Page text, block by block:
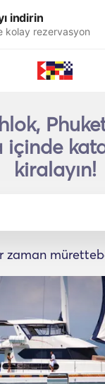
indirin
kolay rezervasyon
içinde
kiralayın!
zaman